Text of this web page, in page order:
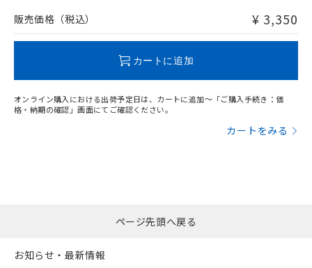
問い合わせください。
販売価格（税込） ¥ 3,350
カートに追加
オンライン購入における出荷予定日は、カートに追加～「ご購入手続き：価
格・納期の確認」画面にてご確認ください。
カートをみる
ページ先頭へ戻る
お知らせ・最新情報